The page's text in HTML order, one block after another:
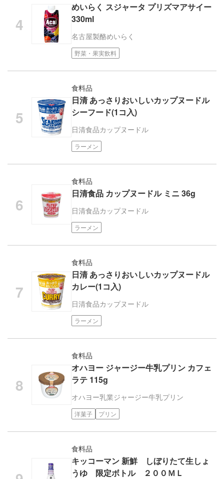
めいらく スジャータ プリズマアサイー
330ml
名古屋製酪めいらく
野菜・果実飲料
食料品
日清 あっさりおいしいカップヌードル
シーフード(1コ入)
日清食品カップヌードル
ラーメン
食料品
日清食品 カップヌードル ミニ 36g
日清食品カップヌードル
ラーメン
食料品
日清 あっさりおいしいカップヌードル
カレー(1コ入)
日清食品カップヌードル
ラーメン
食料品
オハヨー ジャージー牛乳プリン カフェ
ラテ 115g
オハヨー乳業ジャージー牛乳プリン
洋菓子 プリン
食料品
キッコーマン 新鮮 しぼりたて生しょ
うゆ 限定ボトル ２００ＭＬ